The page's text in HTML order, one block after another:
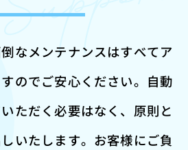
なメンテナンスはすべてア
のでご安心ください。 自動
ただく必要はなく、原則と
いたします。 お客様にご負